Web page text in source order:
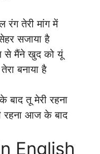
रंग तेरी मांग में
सजाया है
मैंने खुद को यूं
तेरा बनाया है
तू मेरी रहना
रहना आज के बाद
English